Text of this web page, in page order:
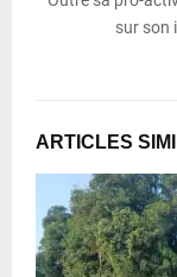
sur son
ARTICLES